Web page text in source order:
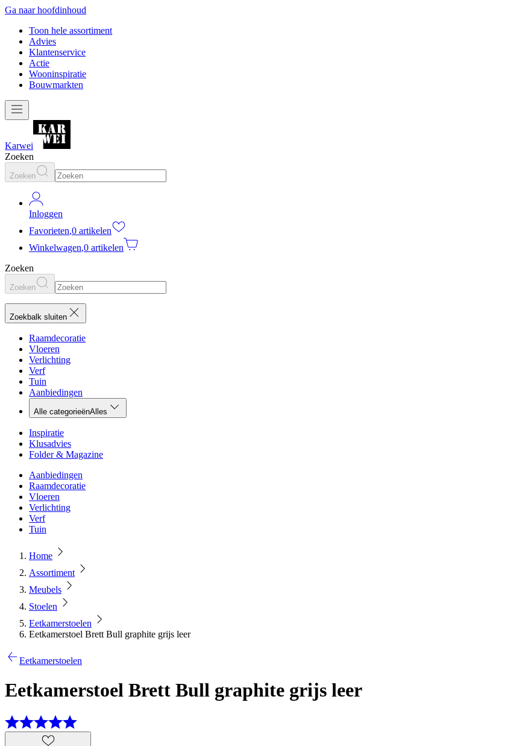
Ga naar hoofdinhoud
Toon hele assortiment
Advies
Klantenservice
Actie
Wooninspiratie
Bouwmarkten
Karwei
Zoeken
Zoeken
Inloggen
Favorieten,0 artikelen
Winkelwagen,0 artikelen
Zoeken
Zoeken
Zoekbalk sluiten
Raamdecoratie
Vloeren
Verlichting
Verf
Tuin
Aanbiedingen
Alle categorieënAlles
Inspiratie
Klusadvies
Folder & Magazine
Aanbiedingen
Raamdecoratie
Vloeren
Verlichting
Verf
Tuin
Home
Assortiment
Meubels
Stoelen
Eetkamerstoelen
Eetkamerstoel Brett Bull graphite grijs leer
Eetkamerstoelen
Eetkamerstoel Brett Bull graphite grijs leer